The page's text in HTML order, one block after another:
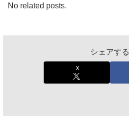
No related posts.
シェアする
X